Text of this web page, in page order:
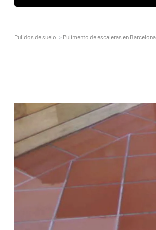
Pulidos de suelo Pulimento de escaleras en Barcelona